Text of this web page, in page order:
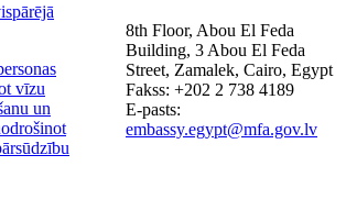
vīzu
un
8th Floor, Abou El Feda
Building, 3 Abou El Feda
Street, Zamalek, Cairo, Egypt
Fakss: +202 2 738 4189
E-pasts:
embassy.egypt@mfa.gov.lv